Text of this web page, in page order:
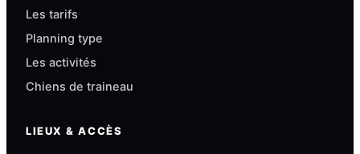
Les tarifs
Planning type
Les activités
Chiens de traineau
LIEUX & ACCÈS